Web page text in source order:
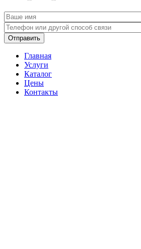
Ваше имя
Телефон *
Главная
Услуги
Каталог
Цены
Контакты